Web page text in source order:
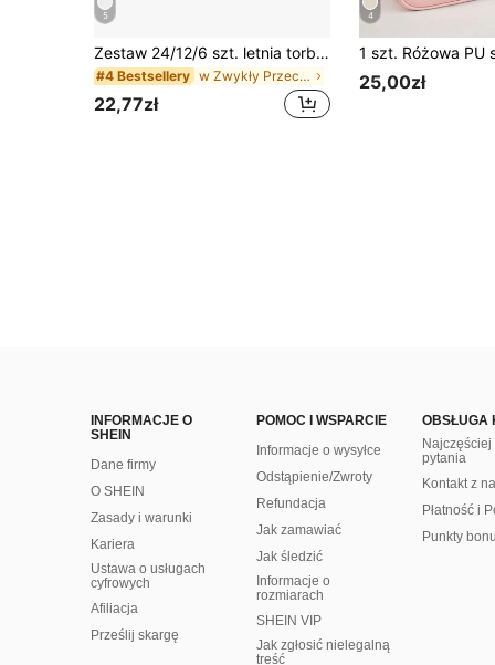
5
Zestaw 24/12/6 szt. letnia torba plażowa i kosmetyczka, przezroczysta torba, kosmetyczka do makijażu, niezbędne akcesoria podróżne na lotnisko i wakacje, przenośne, trwałe
#4 Bestsellery w Zwykły Przechowywanie w podróży
22,77zł
4
25,00zł
INFORMACJE O
SHEIN
Dane firmy
O SHEIN
Zasady i warunki
Kariera
Ustawa o usługach
cyfrowych
Afiliacja
Prześlij skargę
POMOC I WSPARCIE
Informacje o wysyłce
Odstąpienie/Zwroty
Refundacja
Jak zamawiać
Jak śledzić
Informacje o
rozmiarach
SHEIN VIP
Jak zgłosić nielegalną
treść
OBSŁUGA
pytania
Kontakt z
Płatność i
Punkty